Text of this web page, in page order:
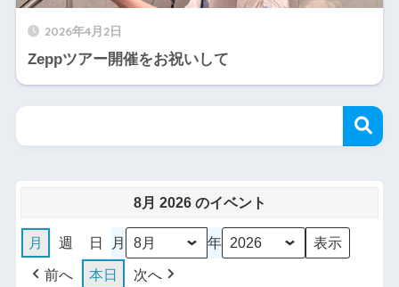
2026年4月2日
Zeppツアー開催をお祝いして
8月 2026 のイベント
月 週 日 月 年
前へ 本日 次へ